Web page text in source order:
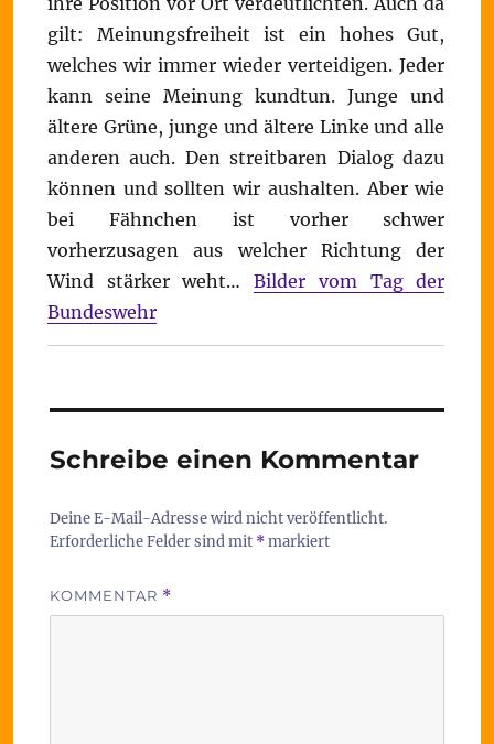
gilt: Meinungsfreiheit ist ein hohes Gut,
welches wir immer wieder verteidigen. Jeder
kann seine Meinung kundtun. Junge und
ältere Grüne, junge und ältere Linke und alle
anderen auch. Den streitbaren Dialog dazu
können und sollten wir aushalten. Aber wie
bei Fähnchen ist vorher schwer
vorherzusagen aus welcher Richtung der
Wind stärker weht…Bilder vom Tag der
Bundeswehr
Schreibe einen Kommentar
Deine E-Mail-Adresse wird nicht veröffentlicht.
Erforderliche Felder sind mit *markiert
KOMMENTAR *